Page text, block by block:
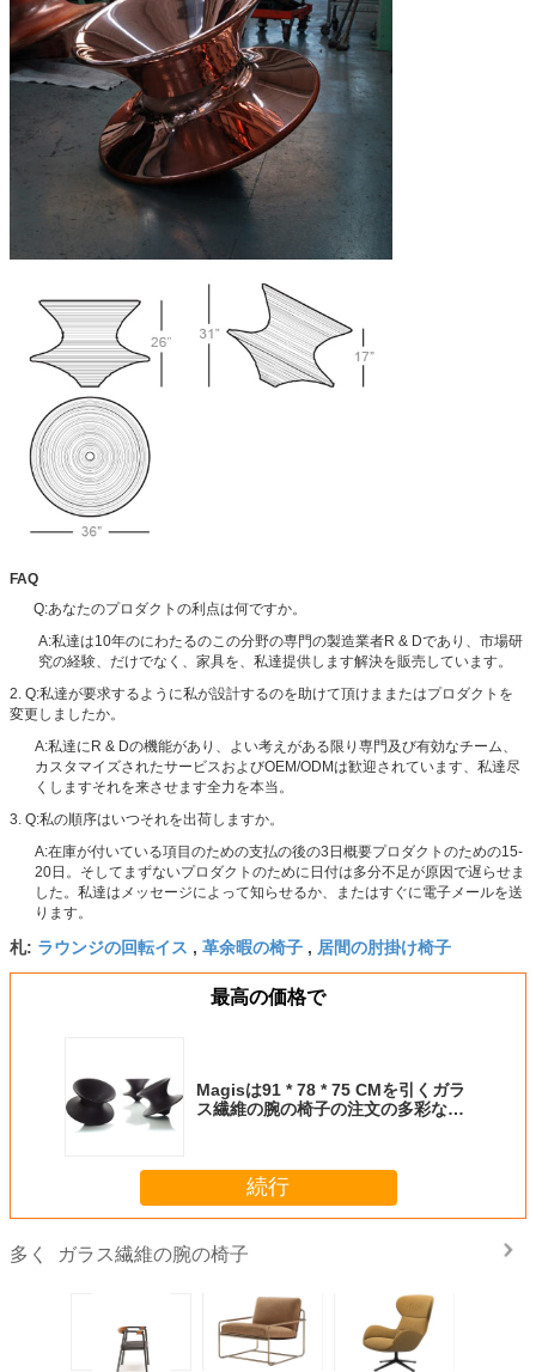
FAQ
Q:あなたのプロダクトの利点は何ですか。
A:私達は10年のにわたるのこの分野の専門の製造業者R & Dであり、市場研
究の経験、だけでなく、家具を、私達提供します解決を販売しています。
2. Q:私達が要求するように私が設計するのを助けて頂けままたはプロダクトを
変更しましたか。
A:私達にR & Dの機能があり、よい考えがある限り専門及び有効なチーム、
カスタマイズされたサービスおよびOEM/ODMは歓迎されています、私達尽
くしますそれを来させます全力を本当。
3. Q:私の順序はいつそれを出荷しますか。
A:在庫が付いている項目のための支払の後の3日概要プロダクトのための15-
20日。そしてまずないプロダクトのために日付は多分不足が原因で遅らせま
した。私達はメッセージによって知らせるか、またはすぐに電子メールを送
ります。
札: ラウンジの回転イス , 革余暇の椅子 , 居間の肘掛け椅子
最高の価格で
Magisは91 * 78 * 75 CMを引くガラ
ス繊維の腕の椅子の注文の多彩なワ
続行
多く ガラス繊維の腕の椅子